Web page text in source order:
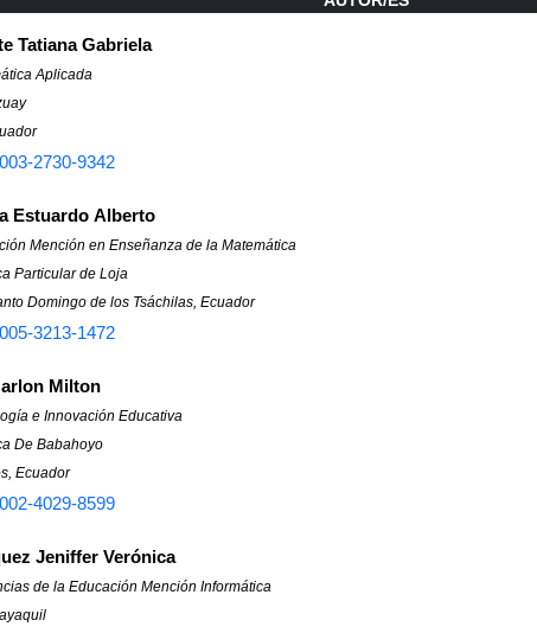
Tatiana Gabriela
Aplicada
2730-9342
Estuardo Alberto
Mención en Enseñanza de la Matemática
Particular de Loja
Domingo de los Tsáchilas, Ecuador
3213-1472
Milton
e Innovación Educativa
De Babahoyo
Ecuador
4029-8599
Jeniffer Verónica
de la Educación Mención Informática